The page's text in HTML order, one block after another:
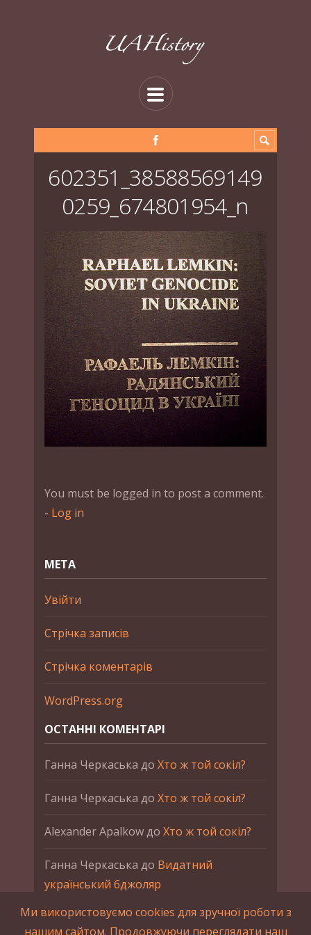
602351_38588569149
0259_674801954_n
You must be logged in to post a comment.
- Log in
МЕТА
Увійти
Стрічка записів
Стрічка коментарів
WordPress.org
ОСТАННІ КОМЕНТАРІ
Ганна Черкаська до Хто ж той сокіл?
Ганна Черкаська до Хто ж той сокіл?
Alexander Apalkowдо Хто ж той сокіл?
Ганна Черкаська до Видатний
український бджоляр
Ганна ЧеркаськадоПетро Франко
Ми використовуємо cookies для зручної роботи з
нашим сайтом. Продовжуючи переглядати наш